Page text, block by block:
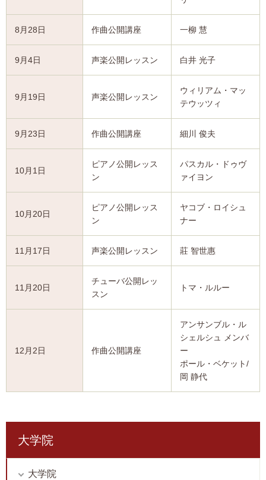
8月28日 作曲公開講座 一柳 慧
9月4日 声楽公開レッスン 白井 光子
9月19日 声楽公開レッスン
ウィリアム・マッ
テウッツィ
9月23日 作曲公開講座 細川 俊夫
10月1日
ピアノ公開レッス
ン
パスカル・ドゥヴ
ァイヨン
10月20日
ピアノ公開レッス
ン
ヤコブ・ロイシュ
ナー
11月17日 声楽公開レッスン 莊 智世惠
11月20日
チューバ公開レッ
スン
トマ・ルルー
12月2日 作曲公開講座
アンサンブル・ル
シェルシュ メンバ
ー
ポール・ベケット/
岡 静代
大学院
大学院